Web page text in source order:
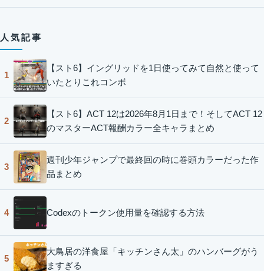
人気記事
1
【スト6】イングリッドを1日使ってみて自然と使って
いたとりこれコンボ
2
【スト6】ACT 12は2026年8月1日まで！そしてACT 12
のマスターACT報酬カラー全キャラまとめ
3
週刊少年ジャンプで最終回の時に巻頭カラーだった作
品まとめ
4 Codexのトークン使用量を確認する方法
5
大鳥居の洋食屋「キッチンさん太」のハンバーグがう
ますぎる